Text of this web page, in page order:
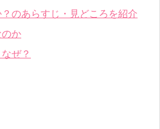
のあらすじ・見どころを紹介
か
ぜ？